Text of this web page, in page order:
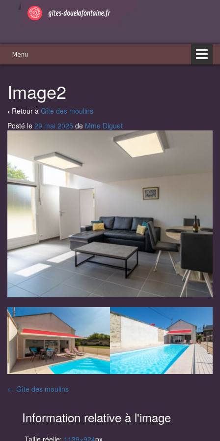
Menu
Image2
‹ Retour à Gîte des moulins
Posté le 29 mai 2025 de Mme Diguet
Navigation
des
articles
← Gîte des moulins
Information relative à l'image